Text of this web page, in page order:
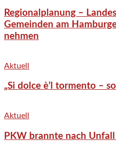
Regionalplanung –
Gemeinden am
nehmen
Aktuell
„Si dolce è’l tormento –
Aktuell
PKW brannte nach